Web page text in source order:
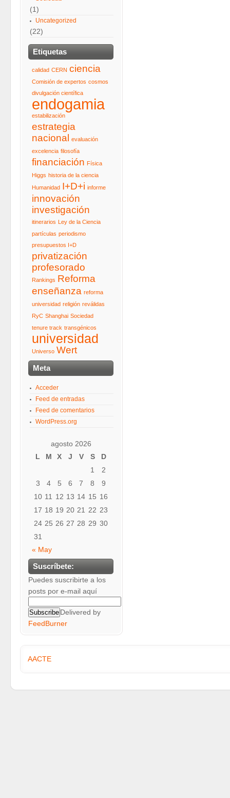
(1)
Uncategorized
(22)
Etiquetas
calidad CERN ciencia
Comisión de expertos cosmos
divulgación científica
endogamia
estabilización
estrategia
nacional
evaluación
excelencia filosofía
financiación Física
Higgs historia de la ciencia
Humanidad I+D+i informe
innovación
investigación
itinerarios Ley de la Ciencia
partículas periodismo
presupuestos I+D
privatización
profesorado
Rankings Reforma
enseñanza reforma
universidad religión reválidas
RyC Shanghai Sociedad
tenure track transgénicos
universidad
Universo Wert
Meta
Acceder
Feed de entradas
Feed de comentarios
WordPress.org
agosto 2026
L
M X J V S
D
1
2
3
4 5 6 7 8
9
10 11 12 13 14 15 16
17 18 19 20 21 22 23
24 25 26 27 28 29 30
31
« May
Suscríbete:
Puedes suscribirte a los
posts por e-mail aquí
Delivered by
FeedBurner
AACTE